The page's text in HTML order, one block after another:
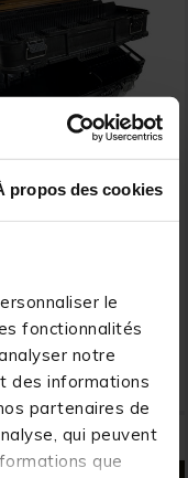
propos des cookies
le
fonctionnalités
notre
des informations
partenaires de
qui peuvent
que
VS-3080Noir
Object] out of 5
(13)
€
sous 24 h